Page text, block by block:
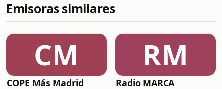
Emisoras similares
CM
COPE Más Madrid
RM
Radio MARCA